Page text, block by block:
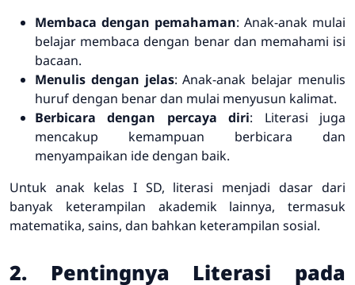
Membaca dengan pemahaman: Anak-anak mulai
belajar membaca dengan benar dan memahami isi
bacaan.
Menulis dengan jelas: Anak-anak belajar menulis
huruf dengan benar dan mulai menyusun kalimat.
Berbicara dengan percaya diri: Literasi juga
mencakup kemampuan berbicara dan
menyampaikan ide dengan baik.
Untuk anak kelas I SD, literasi menjadi dasar dari
banyak keterampilan akademik lainnya, termasuk
matematika, sains, dan bahkan keterampilan sosial.
2. Pentingnya Literasi pada